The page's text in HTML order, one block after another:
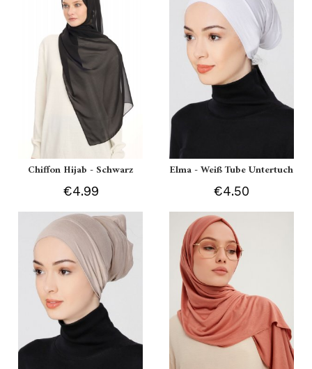
Chiffon Hijab - Schwarz
€4.99
Elma - Weiß Tube Untertuch
€4.50